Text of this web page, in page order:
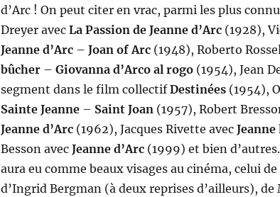
d’Arc ! On peut citer en vrac, parmi les plus
Dreyer avec La Passion de Jeanne d’Arc(1928),
Jeanne d’Arc– Joan of Arc(1948), Roberto
bûcher– Giovanna d’Arco al rogo(1954), Jean
segment dans le film collectifDestinées(1954),
Sainte Jeanne– Saint Joan(1957), Robert
Jeanne d’Arc(1962), Jacques Rivette avec Jeanne
Besson avec Jeanne d’Arc(1999) et bien
aura eu comme beaux visages au cinéma, celui
d’Ingrid Bergman (à deux reprises d’ailleurs), de